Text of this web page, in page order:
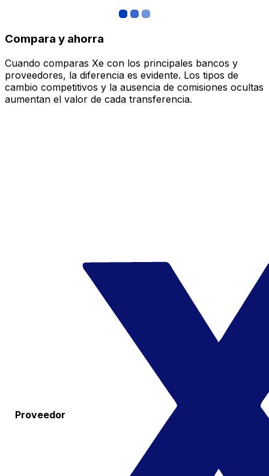
Compara y ahorra
Cuando comparas Xe con los principales bancos y
proveedores, la diferencia es evidente. Los tipos de
cambio competitivos y la ausencia de comisiones ocultas
aumentan el valor de cada transferencia.
Proveedor